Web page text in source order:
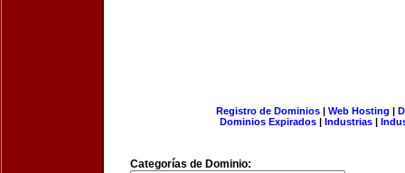
Registro de Dominios| Web Hosting |
Dominios Expirados | Industrias |
Categorías de Dominio: